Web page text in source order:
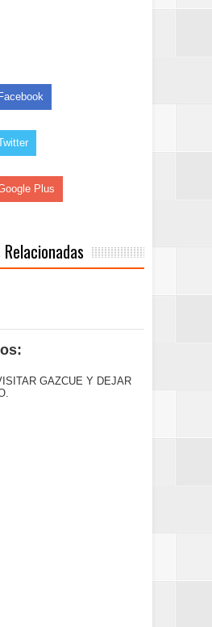
Plus
GAZCUE Y DEJAR